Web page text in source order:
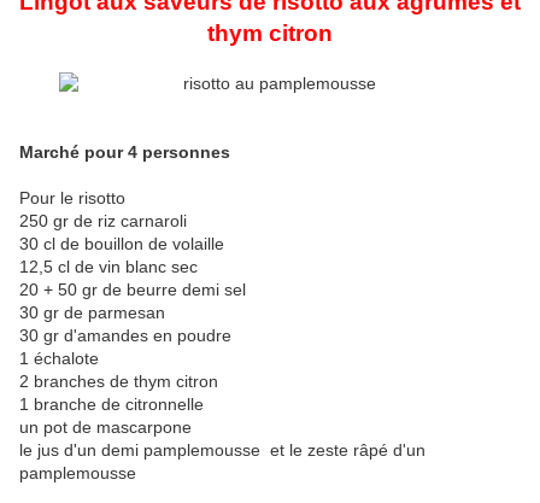
thym citron
Marché pour 4 personnes
Pour le risotto
250 gr de riz carnaroli
30 cl de bouillon de volaille
12,5 cl de vin blanc sec
20 + 50 gr de beurre demi sel
30 gr de parmesan
30 gr d'amandes en poudre
1 échalote
2 branches de thym citron
1 branche de citronnelle
un pot de mascarpone
le jus d'un demi pamplemousse et le zeste râpé d'un
pamplemousse